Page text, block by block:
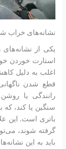
نشانه‌های خراب
یکی از
استارت خوردن
اغلب به دلیل
قطع شدن
رانندگی یا
سنگین یا کند،
باتری است. این
گرفته شوند،
باید به این